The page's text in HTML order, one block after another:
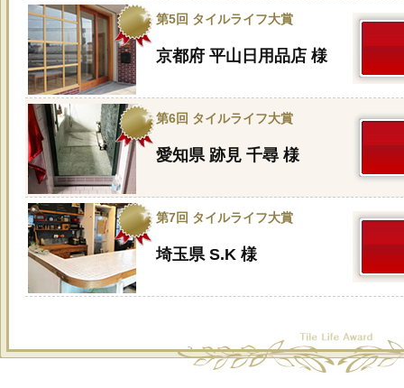
第5回 タイルライフ大賞
京都府 平山日用品店 様
第6回 タイルライフ大賞
愛知県 跡見 千尋 様
第7回 タイルライフ大賞
埼玉県 S.K 様